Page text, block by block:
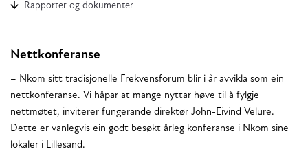
Rapporter og dokumenter
Nettkonferanse
– Nkom sitt tradisjonelle Frekvensforum blir i år avvikla som ein
nettkonferanse. Vi håpar at mange nyttar høve til å fylgje
nettmøtet, inviterer fungerande direktør John-Eivind Velure.
Dette er vanlegvis ein godt besøkt årleg konferanse i Nkom sine
lokaler i Lillesand.